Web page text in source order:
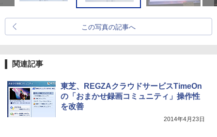
この写真の記事へ
関連記事
東芝、REGZAクラウドサービスTimeOn
の「おまかせ録画コミュニティ」操作性
を改善
2014年4月23日